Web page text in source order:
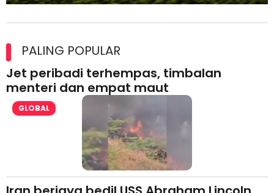
lesen separuh pertama 2026
PALING POPULAR
Jet peribadi terhempas, timbalan
menteri dan empat maut
GLOBAL